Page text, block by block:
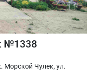
№1338
Морской Чулек, ул.